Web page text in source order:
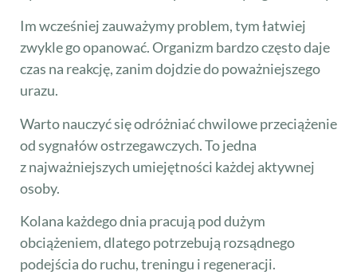
Im wcześniej zauważymy problem, tym łatwiej
zwykle go opanować. Organizm bardzo często daje
czas na reakcję, zanim dojdzie do poważniejszego
urazu.
Warto nauczyć się odróżniać chwilowe przeciążenie
od sygnałów ostrzegawczych. To jedna
z najważniejszych umiejętności każdej aktywnej
osoby.
Kolana każdego dnia pracują pod dużym
obciążeniem, dlatego potrzebują rozsądnego
podejścia do ruchu, treningu i regeneracji.